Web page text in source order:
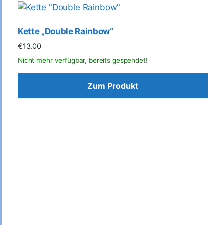
Kette „Double Rainbow“
€13.00
Zum Produkt